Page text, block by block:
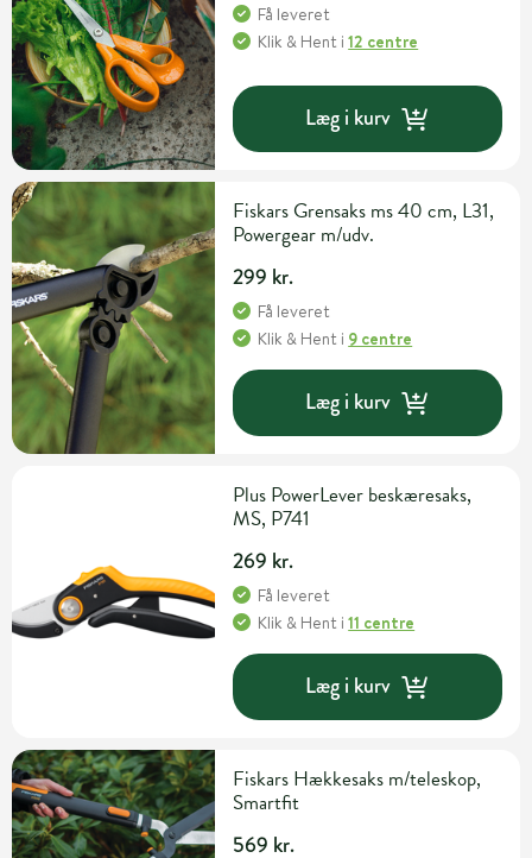
Få leveret
Klik & Hent i12 centre
Læg i kurv
Fiskars Grensaks ms 40 cm, L31,
Powergear m/udv.
299 kr.
Få leveret
Klik & Hent i 9 centre
Læg i kurv
Plus PowerLever beskæresaks,
MS, P741
269 kr.
Få leveret
Klik & Hent i11 centre
Læg i kurv
Fiskars Hækkesaks m/teleskop,
Smartfit
569 kr.